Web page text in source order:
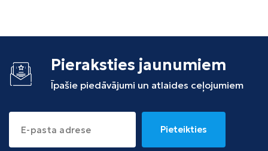
Pieraksties jaunumiem
Īpašie piedāvājumi un atlaides ceļojumiem
Pieteikties